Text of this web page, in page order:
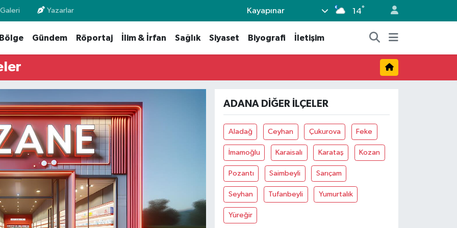
Yazarlar Kayapınar 14°
Bölge Gündem Röportaj İlim & İrfan Sağlık Siyaset Biyografi İletişim
ADANA DIĞER İLÇELER
Aladağ Ceyhan Çukurova Feke
İmamoğlu Karaisalı Karataş Kozan
Pozantı Saimbeyli Sarıçam
Seyhan Tufanbeyli Yumurtalık
Yüreğir